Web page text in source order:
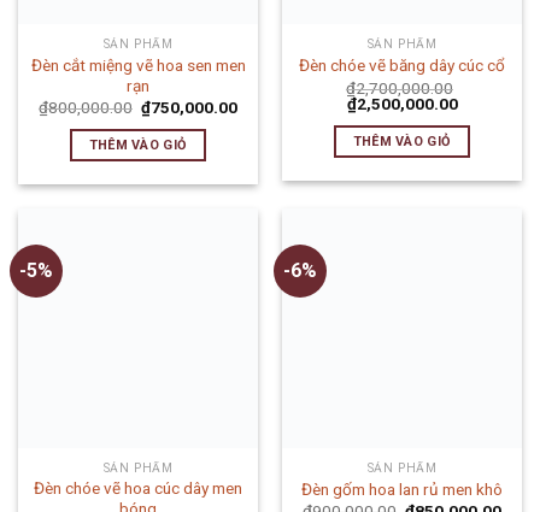
SẢN PHẨM
Đèn cắt miệng vẽ hoa sen men
rạn
₫800,000.00 ₫750,000.00
THÊM VÀO GIỎ
SẢN PHẨM
Đèn chóe vẽ băng dây cúc cổ
₫2,700,000.00
₫2,500,000.00
THÊM VÀO GIỎ
-5%
SẢN PHẨM
Đèn chóe vẽ hoa cúc dây men
-6%
SẢN PHẨM
Đèn gốm hoa lan rủ men khô